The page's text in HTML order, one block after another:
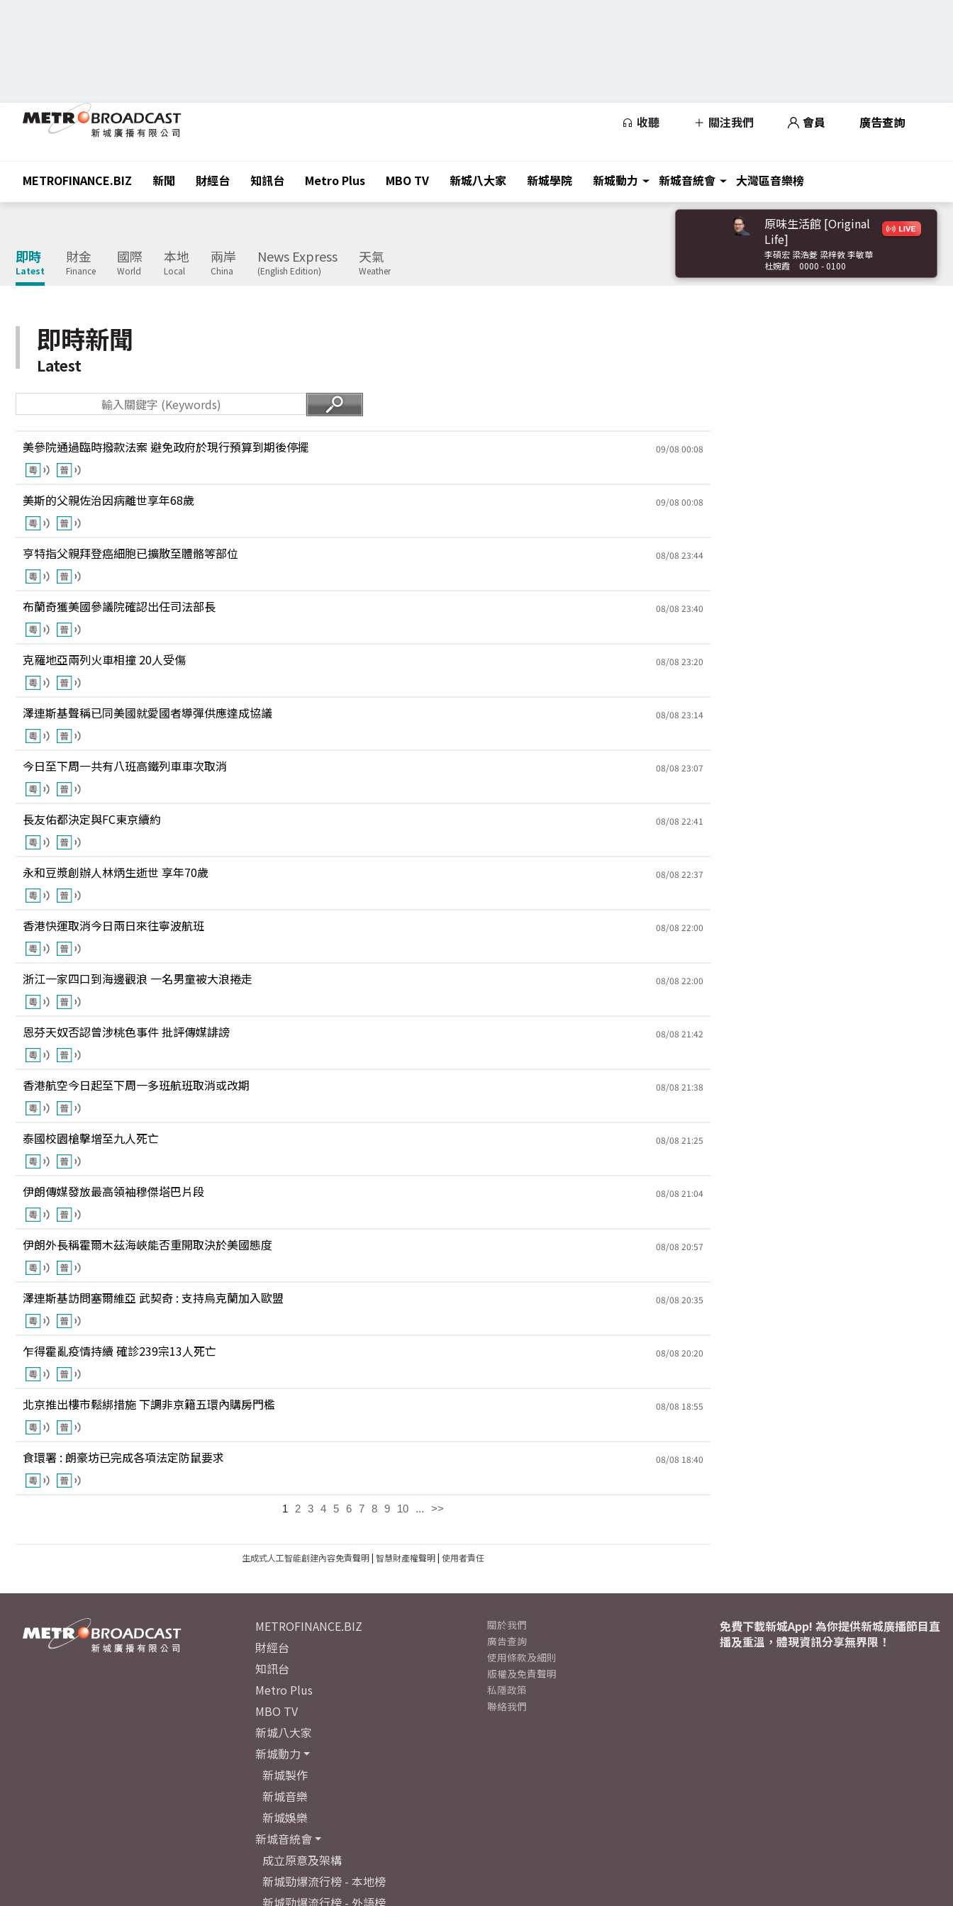
收聽 關注我們 會員 廣告查詢
METROFINANCE.BIZ 新聞 財經台 知訊台 Metro Plus MBO TV 新城八大家 新城學院 新城動力 新城音統會 大灣區音樂榜
即時
Latest
財金
Finance
國際
World
本地
Local
兩岸
China
News Express
(English Edition)
天氣
Weather
原味生活館 [Original
Life]
李碩宏 梁浩菱 梁梓敦 李敏華
杜婉霞
0000 - 0100
即時新聞
Latest
美參院通過臨時撥款法案 避免政府於現行預算到期後停擺 09/08 00:08
美斯的父親佐治因病離世享年68歲 09/08 00:08
亨特指父親拜登癌細胞已擴散至體骼等部位 08/08 23:44
布蘭奇獲美國參議院確認出任司法部長 08/08 23:40
克羅地亞兩列火車相撞 20人受傷 08/08 23:20
澤連斯基聲稱已同美國就愛國者導彈供應達成協議 08/08 23:14
今日至下周一共有八班高鐵列車車次取消 08/08 23:07
長友佑都決定與FC東京續約 08/08 22:41
永和豆漿創辦人林炳生逝世 享年70歲 08/08 22:37
香港快運取消今日兩日來往寧波航班 08/08 22:00
浙江一家四口到海邊觀浪 一名男童被大浪捲走 08/08 22:00
恩芬天奴否認曾涉桃色事件 批評傳媒誹謗 08/08 21:42
香港航空今日起至下周一多班航班取消或改期 08/08 21:38
泰國校園槍擊增至九人死亡 08/08 21:25
伊朗傳媒發放最高領袖穆傑塔巴片段 08/08 21:04
伊朗外長稱霍爾木茲海峽能否重開取決於美國態度 08/08 20:57
澤連斯基訪問塞爾維亞 武契奇 : 支持烏克蘭加入歐盟 08/08 20:35
乍得霍亂疫情持續 確診239宗13人死亡 08/08 20:20
北京推出樓市鬆綁措施 下調非京籍五環內購房門檻 08/08 18:55
食環署 : 朗豪坊已完成各項法定防鼠要求 08/08 18:40
1 2 3 4 5 6 7 8 9 10 ... >>
生成式人工智能創建內容免責聲明| 智慧財產權聲明| 使用者責任
METROFINANCE.BIZ
財經台
知訊台
Metro Plus
MBO TV
新城八大家
新城動力
新城製作
新城音樂
新城娛樂
新城音統會
成立原意及架構
新城勁爆流行榜 - 本地榜
新城勁爆流行榜 - 外語榜
關於我們
廣告查詢
使用條款及細則
版權及免責聲明
私隱政策
聯絡我們
免費下載新城App! 為你提供新城廣播節目直
播及重溫，體現資訊分享無界限！